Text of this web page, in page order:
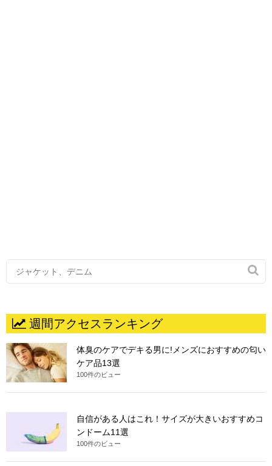

週間アクセスランキング
体臭のケアでデキる男に!メンズにおすすめの匂い
ケア品13選
100件のビュー
自信がある人はこれ！サイズが大きいおすすめコ
ンドーム11選
100件のビュー